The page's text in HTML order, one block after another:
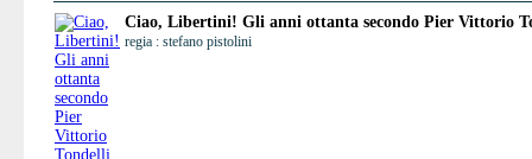
Ciao, Libertini! Gli anni ottanta secondo Pier Vittorio
regia : stefano pistolini